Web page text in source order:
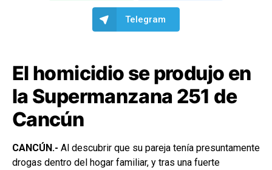
Telegram
El homicidio se produjo en
la Supermanzana 251 de
Cancún
CANCÚN.- Al descubrir que su pareja tenía presuntamente
drogas dentro del hogar familiar, y tras una fuerte